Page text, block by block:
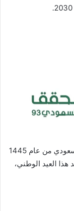
وبذلك تم توضيح متى سيكون اليوم الوطني السعودي من عام 1445
هذا العيد الوطني،